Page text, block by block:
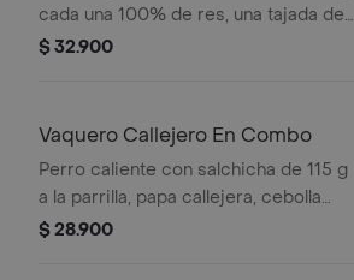
cada una 100% de res, una tajada de
queso tipo mozzarella, papas
papas Corral medianas + bebida PET
$ 32.900
Vaquero Callejero En Combo
Perro caliente con salchicha de 115 g
a la parrilla, papa callejera, cebolla
picada, salsa blanca, salsa de tomate
$ 28.900